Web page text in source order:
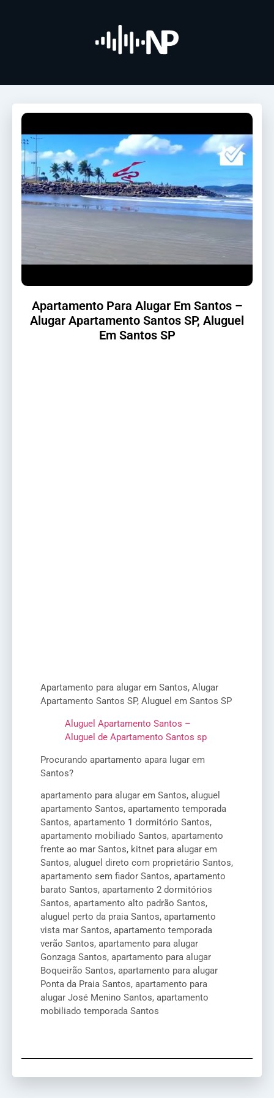
Apartamento Para Alugar Em Santos –
Alugar Apartamento Santos SP, Aluguel
Em Santos SP
Apartamento para alugar em Santos, Alugar
Apartamento Santos SP, Aluguel em Santos SP
Aluguel Apartamento Santos –
Aluguel de Apartamento Santos sp
Procurando apartamento apara lugar em
Santos?
apartamento para alugar em Santos, aluguel
apartamento Santos, apartamento temporada
Santos, apartamento 1 dormitório Santos,
apartamento mobiliado Santos, apartamento
frente ao mar Santos, kitnet para alugar em
Santos, aluguel direto com proprietário Santos,
apartamento sem fiador Santos, apartamento
barato Santos, apartamento 2 dormitórios
Santos, apartamento alto padrão Santos,
aluguel perto da praia Santos, apartamento
vista mar Santos, apartamento temporada
verão Santos, apartamento para alugar
Gonzaga Santos, apartamento para alugar
Boqueirão Santos, apartamento para alugar
Ponta da Praia Santos, apartamento para
alugar José Menino Santos, apartamento
mobiliado temporada Santos